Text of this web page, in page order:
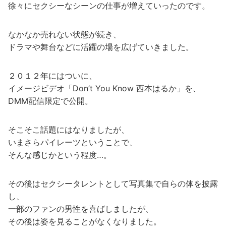
徐々にセクシーなシーンの仕事が増えていったのです。
なかなか売れない状態が続き、
ドラマや舞台などに活躍の場を広げていきました。
２０１２年にはついに、
イメージビデオ「Don’t You Know 西本はるか」を、
DMM配信限定で公開。
そこそこ話題にはなりましたが、
いまさらパイレーツということで、
そんな感じかという程度…。
その後はセクシータレントとして写真集で自らの体を披露
し、
一部のファンの男性を喜ばしましたが、
その後は姿を見ることがなくなりました。